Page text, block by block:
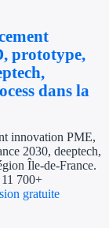
Économies
Aides RSE
Création
Cession
prototype,
dans la
innovation PME,
2030, deeptech,
Île-de-France.
700+
gratuite